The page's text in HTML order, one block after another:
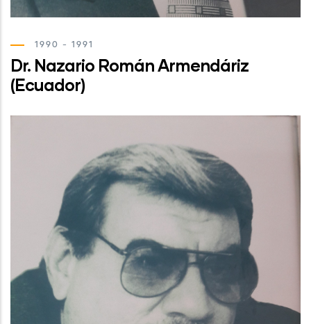
1990 - 1991
Dr. Nazario Román Armendáriz
(Ecuador)